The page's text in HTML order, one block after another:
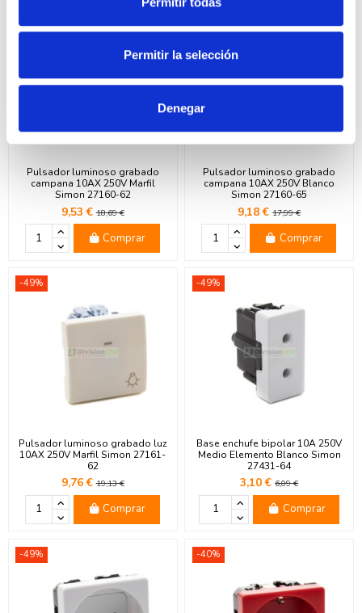
Permitir la selección
Denegar
Pulsador luminoso grabado
campana 10AX 250V Marfil
Simon 27160-62
9,53 €18,69 €
Comprar
Pulsador luminoso grabado
campana 10AX 250V Blanco
Simon 27160-65
9,18 €17,99 €
Comprar
-49%
Pulsador luminoso grabado luz
10AX 250V Marfil Simon 27161-
62
9,76 €19,13 €
Comprar
-49%
Base enchufe bipolar 10A 250V
Medio Elemento Blanco Simon
27431-64
3,10 €6,09 €
Comprar
-49% -40%